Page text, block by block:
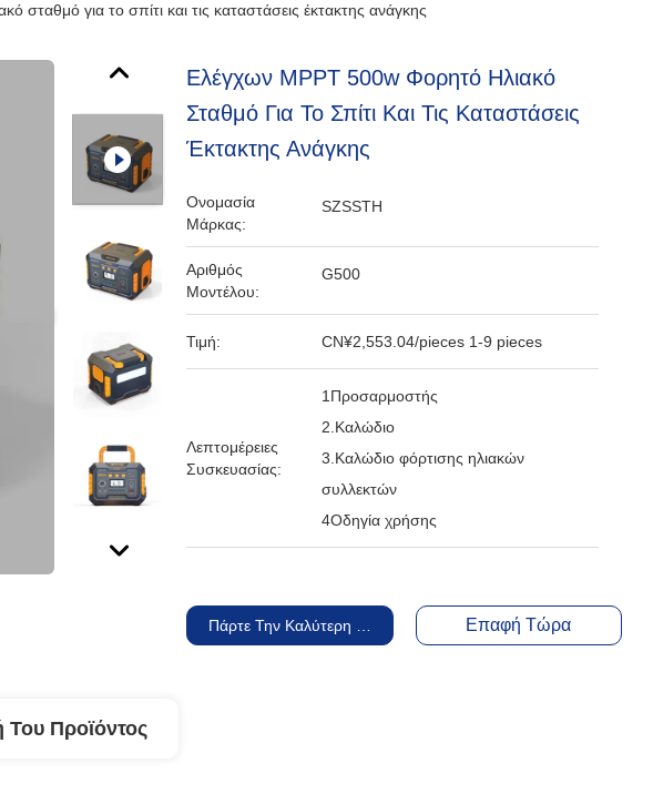
σταθμό για το σπίτι και τις καταστάσεις έκτακτης ανάγκης
Ελέγχων MPPT 500w Φορητό Ηλιακό
Σταθμό Για Το Σπίτι Και Τις Καταστάσεις
Έκτακτης Ανάγκης
Ονομασία
Μάρκας:
SZSSTH
Αριθμός
Μοντέλου:
G500
Τιμή: CN¥2,553.04/pieces 1-9 pieces
Λεπτομέρειες
Συσκευασίας:
1Προσαρμοστής
2.Καλώδιο
3.Καλώδιο φόρτισης ηλιακών
συλλεκτών
4Οδηγία χρήσης
Πάρτε Την Καλύτερη Τιμή Επαφή Τώρα
Του Προϊόντος